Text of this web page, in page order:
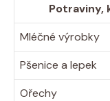
Potraviny,
Mléčné ​výrobky
Pšenice a lepek
Ořechy